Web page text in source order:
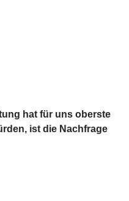
hat für uns oberste
ist die Nachfrage